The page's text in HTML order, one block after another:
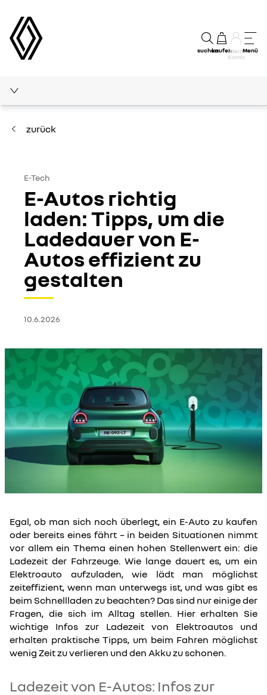
suchenkaufenMein
Konto
Menü
Medienecho
zurück
E-Tech
E-Autos richtig
laden: Tipps, um die
Ladedauer von E-
Autos effizient zu
gestalten
10.6.2026
Egal, ob man sich noch überlegt, ein E-Auto zu kaufen
oder bereits eines fährt – in beiden Situationen nimmt
vor allem ein Thema einen hohen Stellenwert ein: die
Ladezeit der Fahrzeuge. Wie lange dauert es, um ein
Elektroauto aufzuladen, wie lädt man möglichst
zeiteffizient, wenn man unterwegs ist, und was gibt es
beim Schnellladen zu beachten? Das sind nur einige der
Fragen, die sich im Alltag stellen. Hier erhalten Sie
wichtige Infos zur Ladezeit von Elektroautos und
erhalten praktische Tipps, um beim Fahren möglichst
wenig Zeit zu verlieren und den Akku zu schonen.
Ladezeit von E-Autos: Infos zur